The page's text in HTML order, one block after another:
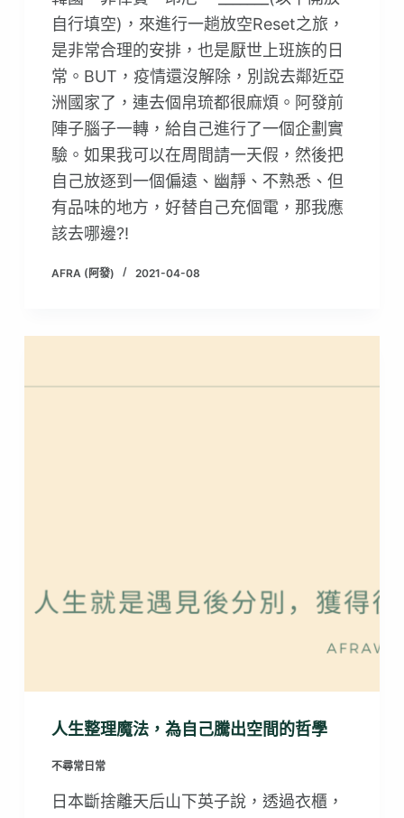
自行填空)，來進行一趟放空Reset之旅，
是非常合理的安排，也是厭世上班族的日
常。BUT，疫情還沒解除，別說去鄰近亞
洲國家了，連去個帛琉都很麻煩。阿發前
陣子腦子一轉，給自己進行了一個企劃實
驗。如果我可以在周間請一天假，然後把
自己放逐到一個偏遠、幽靜、不熟悉、但
有品味的地方，好替自己充個電，那我應
該去哪邊?!
AFRA (阿發) 2021-04-08
人生整理魔法，為自己騰出空間的哲學
不尋常日常
日本斷捨離天后山下英子說，透過衣櫃，